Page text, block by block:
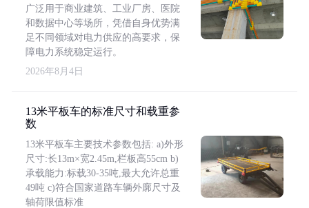
广泛用于商业建筑、工业厂房、医院
和数据中心等场所，凭借自身优势满
足不同领域对电力供应的高要求，保
障电力系统稳定运行。
2026年8月4日
13米平板车的标准尺寸和载重参
数
13米平板车主要技术参数包括: a)外形
尺寸:长13m×宽2.45m,栏板高55cm b)
承载能力:标载30-35吨,最大允许总重
49吨 c)符合国家道路车辆外廓尺寸及
轴荷限值标准